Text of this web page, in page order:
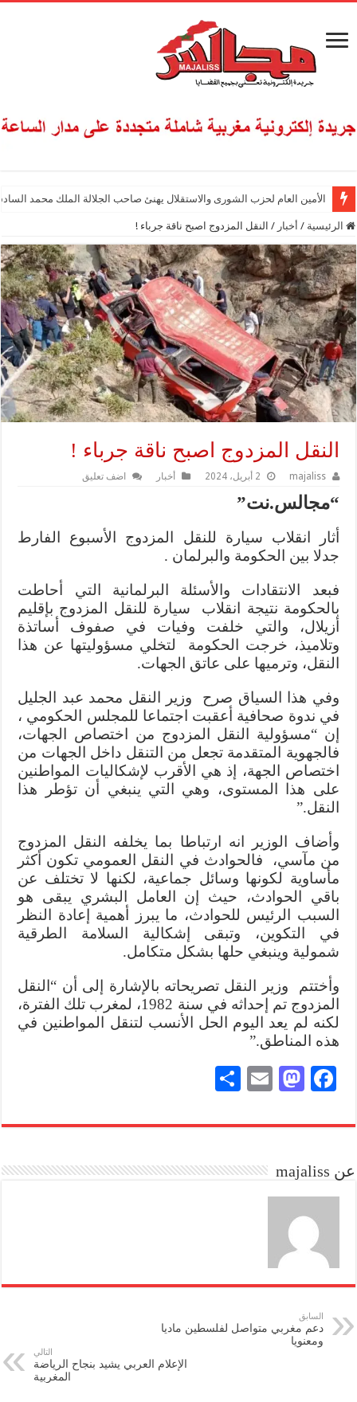
الأمين العام لحزب الشورى والاستقلال يهنئ صاحب الجلالة الملك محمد
الرئيسية / أخبار / النقل المزدوج اصبح ناقة جرباء !
النقل المزدوج اصبح ناقة جرباء !
majaliss 2 أبريل، 2024 أخبار اضف تعليق
“مجالس.نت”
أثار انقلاب سيارة للنقل المزدوج الأسبوع الفارط
جدلا بين الحكومة والبرلمان .
فبعد الانتقادات والأسئلة البرلمانية التي أحاطت
بالحكومة نتيجة انقلاب سيارة للنقل المزدوج بإقليم
أزيلال، والتي خلفت وفيات في صفوف أساتذة
وتلاميذ، خرجت الحكومة لتخلي مسؤوليتها عن هذا
النقل، وترميها على عاتق الجهات.
وفي هذا السياق صرح وزير النقل محمد عبد الجليل
في ندوة صحافية أعقبت اجتماعا للمجلس الحكومي ،
إن “مسؤولية النقل المزدوج من اختصاص الجهات،
فالجهوية المتقدمة تجعل من التنقل داخل الجهات من
اختصاص الجهة، إذ هي الأقرب لإشكاليات المواطنين
على هذا المستوى، وهي التي ينبغي أن تؤطر هذا
النقل.”
وأضاف الوزير انه ارتباطا بما يخلفه النقل المزدوج
من مآسي، فالحوادث في النقل العمومي تكون أكثر
مأساوية لكونها وسائل جماعية، لكنها لا تختلف عن
باقي الحوادث، حيث إن العامل البشري يبقى هو
السبب الرئيس للحوادث، ما يبرز أهمية إعادة النظر
في التكوين، وتبقى إشكالية السلامة الطرقية
شمولية وينبغي حلها بشكل متكامل.
وأختتم وزير النقل تصريحاته بالإشارة إلى أن “النقل
المزدوج تم إحداثه في سنة 1982، لمغرب تلك الفترة،
لكنه لم يعد اليوم الحل الأنسب لتنقل المواطنين في
هذه المناطق.”
Fa
bo
M
to
n
E
ail
re
عن majaliss
السابق
دعم مغربي متواصل لفلسطين ماديا
ومعنويا
التالي
الإعلام العربي يشيد بنجاح الرياضة
المغربية